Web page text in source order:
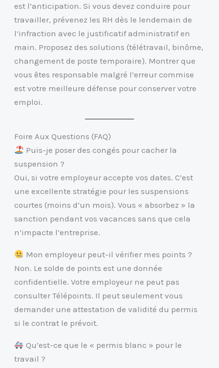
est l’anticipation. Si vous devez conduire pour
travailler, prévenez les RH dès le lendemain de
l’infraction avec le justificatif administratif en
main. Proposez des solutions (télétravail, binôme,
changement de poste temporaire). Montrer que
vous êtes responsable malgré l’erreur commise
est votre meilleure défense pour conserver votre
emploi.
Foire Aux Questions (FAQ)
Puis-je poser des congés pour cacher la
suspension ?
Oui, si votre employeur accepte vos dates. C’est
une excellente stratégie pour les suspensions
courtes (moins d’un mois). Vous « absorbez » la
sanction pendant vos vacances sans que cela
n’impacte l’entreprise.
Mon employeur peut-il vérifier mes points ?
Non. Le solde de points est une donnée
confidentielle. Votre employeur ne peut pas
consulter Télépoints. Il peut seulement vous
demander une attestation de validité du permis
si le contrat le prévoit.
Qu’est-ce que le « permis blanc » pour le
travail ?